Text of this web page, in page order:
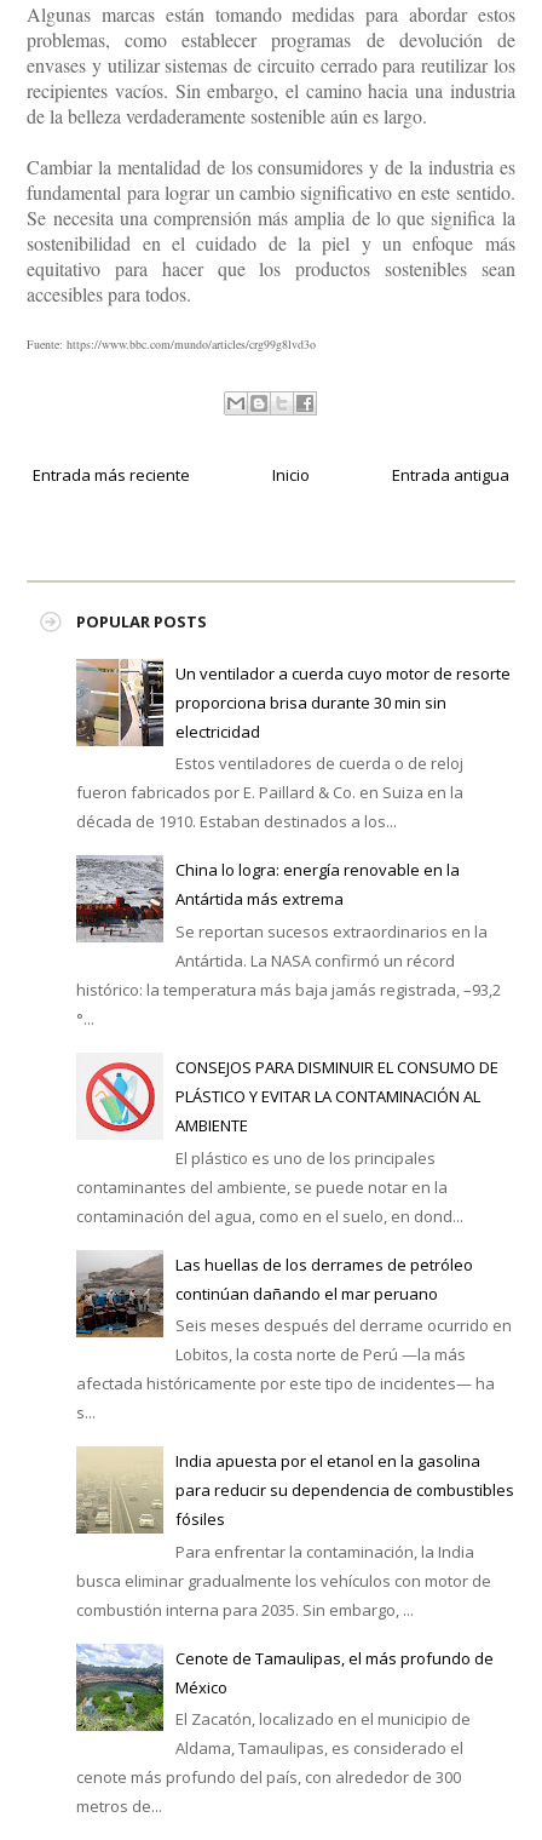
Algunas marcas están tomando medidas para abordar estos
problemas, como establecer programas de devolución de
envases y utilizar sistemas de circuito cerrado para reutilizar los
recipientes vacíos. Sin embargo, el camino hacia una industria
de la belleza verdaderamente sostenible aún es largo.
Cambiar la mentalidad de los consumidores y de la industria es
fundamental para lograr un cambio significativo en este sentido.
Se necesita una comprensión más amplia de lo que significa la
sostenibilidad en el cuidado de la piel y un enfoque más
equitativo para hacer que los productos sostenibles sean
accesibles para todos.
Fuente: https://www.bbc.com/mundo/articles/crg99g8lvd3o
Entrada más reciente Entrada antigua
Inicio
POPULAR POSTS
Un ventilador a cuerda cuyo motor de resorte
proporciona brisa durante 30 min sin
electricidad
Estos ventiladores de cuerda o de reloj
fueron fabricados por E. Paillard & Co. en Suiza en la
década de 1910. Estaban destinados a los...
China lo logra: energía renovable en la
Antártida más extrema
Se reportan sucesos extraordinarios en la
Antártida. La NASA confirmó un récord
histórico: la temperatura más baja jamás registrada, –93,2
°...
CONSEJOS PARA DISMINUIR EL CONSUMO DE
PLÁSTICO Y EVITAR LA CONTAMINACIÓN AL
AMBIENTE
El plástico es uno de los principales
contaminantes del ambiente, se puede notar en la
contaminación del agua, como en el suelo, en dond...
Las huellas de los derrames de petróleo
continúan dañando el mar peruano
Seis meses después del derrame ocurrido en
Lobitos, la costa norte de Perú —la más
afectada históricamente por este tipo de incidentes— ha
s...
India apuesta por el etanol en la gasolina
para reducir su dependencia de combustibles
fósiles
Para enfrentar la contaminación, la India
busca eliminar gradualmente los vehículos con motor de
combustión interna para 2035. Sin embargo, ...
Cenote de Tamaulipas, el más profundo de
México
El Zacatón, localizado en el municipio de
Aldama, Tamaulipas, es considerado el
cenote más profundo del país, con alrededor de 300
metros de...